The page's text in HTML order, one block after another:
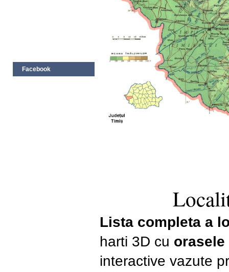
Facebook
Lista completa a
harti 3D cu orasele
interactive vazute